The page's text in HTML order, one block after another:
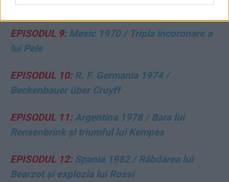
prelungiri
EPISODUL 9:Mexic 1970 / Tripla încoronare a
lui Pele
EPISODUL 10:R. F. Germania 1974 /
Beckenbauer über Cruyff
EPISODUL 11:Argentina 1978 / Bara lui
Rensenbrink și triumful lui Kempes
EPISODUL 12:Spania 1982 / Răbdarea lui
Bearzot și explozia lui Rossi